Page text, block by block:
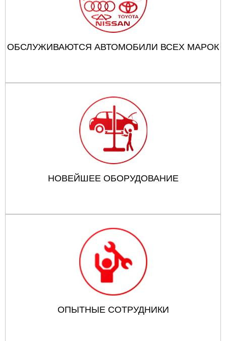
ОБСЛУЖИВАЮТСЯ АВТОМОБИЛИ ВСЕХ МАРОК
НОВЕЙШЕЕ ОБОРУДОВАНИЕ
ОПЫТНЫЕ СОТРУДНИКИ